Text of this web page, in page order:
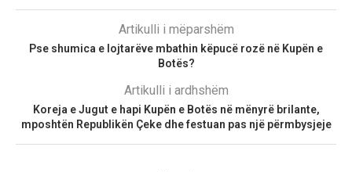
Artikulli i mëparshëm
Pse shumica e lojtarëve mbathin këpucë rozë në Kupën e
Botës?
Artikulli i ardhshëm
Koreja e Jugut e hapi Kupën e Botës në mënyrë brilante,
mposhtën Republikën Çeke dhe festuan pas një përmbysjeje